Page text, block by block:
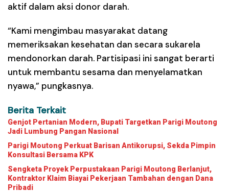
aktif dalam aksi donor darah.
“Kami mengimbau masyarakat datang
memeriksakan kesehatan dan secara sukarela
mendonorkan darah. Partisipasi ini sangat berarti
untuk membantu sesama dan menyelamatkan
nyawa,” pungkasnya.
Berita Terkait
Genjot Pertanian Modern, Bupati Targetkan Parigi Moutong
Jadi Lumbung Pangan Nasional
Parigi Moutong Perkuat Barisan Antikorupsi, Sekda Pimpin
Konsultasi Bersama KPK
Sengketa Proyek Perpustakaan Parigi Moutong Berlanjut,
Kontraktor Klaim Biayai Pekerjaan Tambahan dengan Dana
Pribadi